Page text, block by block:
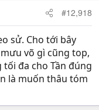
#12,918
sử. Cho tới bây
võ gì cũng top,
đa cho Tần đúng
là muốn thâu tóm